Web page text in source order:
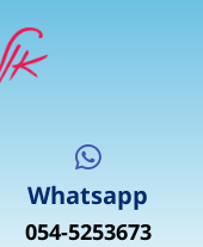
Whatsapp
054-5253673